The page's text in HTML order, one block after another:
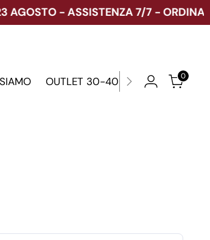
- ASSISTENZA 7/7 - ORDINA ORA
OUTLET 30-40-70% 0